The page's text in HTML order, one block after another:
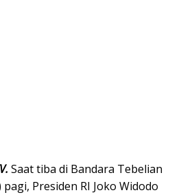
Saat tiba di Bandara Tebelian
Presiden RI Joko Widodo